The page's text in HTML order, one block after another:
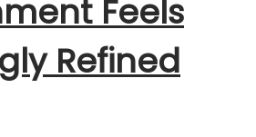
Feels
Refined